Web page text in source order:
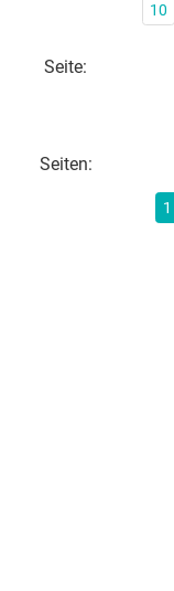
10
Seite:
Seiten:
1